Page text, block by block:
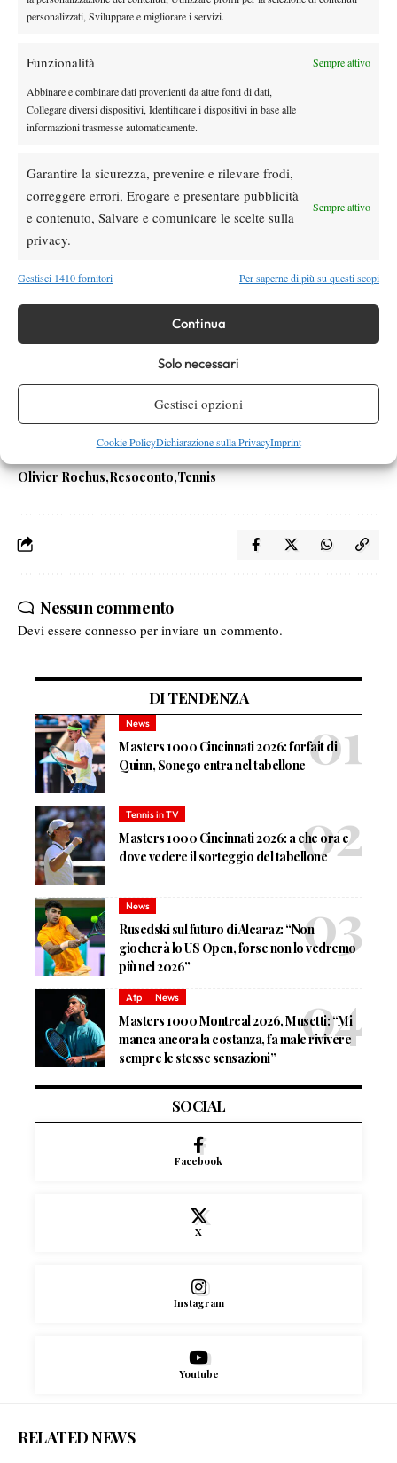
personalizzati, Sviluppare e migliorare i servizi.
Funzionalità Sempre attivo
Abbinare e combinare dati provenienti da altre fonti di dati,
Collegare diversi dispositivi, Identificare i dispositivi in base alle
informazioni trasmesse automaticamente.
Garantire la sicurezza, prevenire e rilevare frodi,
correggere errori, Erogare e presentare pubblicità
e contenuto, Salvare e comunicare le scelte sulla
privacy.
Sempre attivo
Gestisci 1410 fornitori Per saperne di più su questi scopi
Continua
Solo necessari
Gestisci opzioni
Cookie PolicyDichiarazione sulla PrivacyImprint
Olivier Rochus Resoconto Tennis
Nessun commento
Devi essere connesso per inviare un commento.
DI TENDENZA
News
Masters 1000 Cincinnati 2026: forfait di
Quinn, Sonego entra nel tabellone
Tennis in TV
Masters 1000 Cincinnati 2026: a che ora e
dove vedere il sorteggio del tabellone
News
Rusedski sul futuro di Alcaraz: “Non
giocherà lo US Open, forse non lo vedremo
più nel 2026”
Atp News
Masters 1000 Montreal 2026, Musetti: “Mi
manca ancora la costanza, fa male rivivere
sempre le stesse sensazioni”
SOCIAL
Facebook
X
Instagram
Youtube
RELATED NEWS